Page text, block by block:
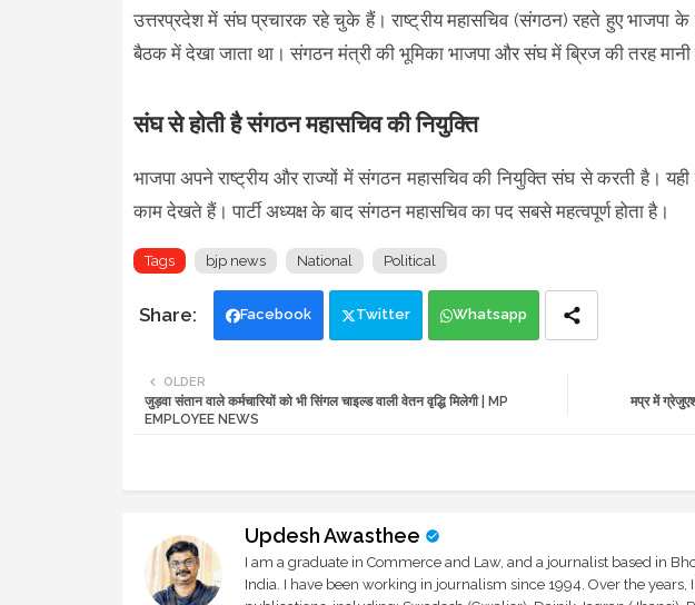
उत्तरप्रदेश में संघ प्रचारक रहे चुके हैं। राष्ट्रीय महासचिव (संगठन) रहते हुए भाजपा
बैठक में देखा जाता था। संगठन मंत्री की भूमिका भाजपा और संघ में ब्रिज की तरह मानी
संघ से होती है संगठन महासचिव की नियुक्ति
भाजपा अपने राष्ट्रीय और राज्यों में संगठन महासचिव की नियुक्ति संघ से करती है।
काम देखते हैं। पार्टी अध्यक्ष के बाद संगठन महासचिव का पद सबसे महत्वपूर्ण होता है।
Tags bjp news National Political
Facebook Twitter Whatsapp
मप्र में
OLDER
जुड़वा संतान वाले कर्मचारियों को भी सिंगल चाइल्ड वाली वेतन वृद्धि मिलेगी | MP
EMPLOYEE NEWS
Updesh Awasthee
I am a graduate in Commerce and Law, and a journalist based in
India. I have been working in journalism since 1994. Over the